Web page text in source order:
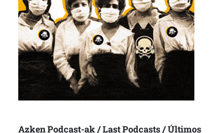
Azken Podcast-ak / Last Podcasts / Últimos